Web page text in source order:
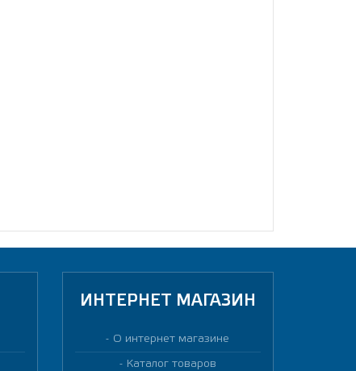
ИНТЕРНЕТ МАГАЗИН
О интернет магазине
Каталог товаров